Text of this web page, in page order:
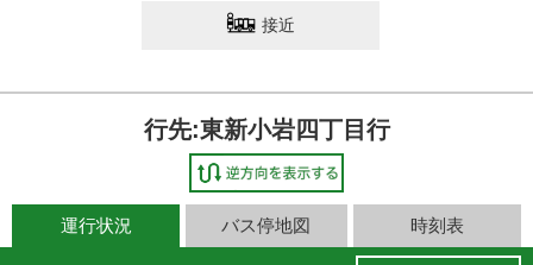
接近
行先:東新小岩四丁目行
運行状況 バス停地図 時刻表